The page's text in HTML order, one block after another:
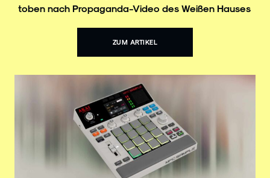
toben nach Propaganda-Video des Weißen Hauses
ZUM ARTIKEL